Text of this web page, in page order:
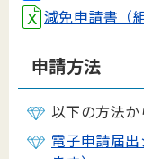
減免申請書（
申請方法
以下の方法
電子申請届